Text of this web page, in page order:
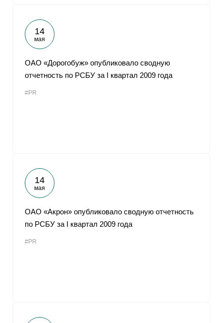
14
мая
ОАО «Дорогобуж» опубликовало сводную
отчетность по РСБУ за I квартал 2009 года
#PR
14
мая
ОАО «Акрон» опубликовало сводную отчетность
по РСБУ за I квартал 2009 года
#PR